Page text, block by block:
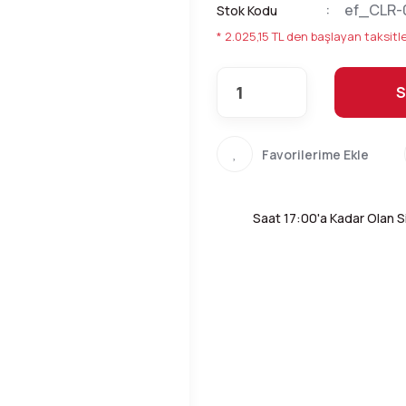
Stok Kodu
* 2.025,15 TL den başlayan
Saat 17:00'a Kadar Olan